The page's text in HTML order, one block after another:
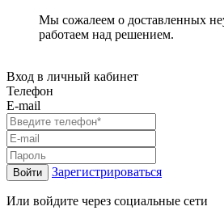
Мы сожалеем о доставленных
работаем над решением.
Вход в личный кабинет
Телефон
E-mail
Войти Зарегистрироваться
Или войдите через социальные сети